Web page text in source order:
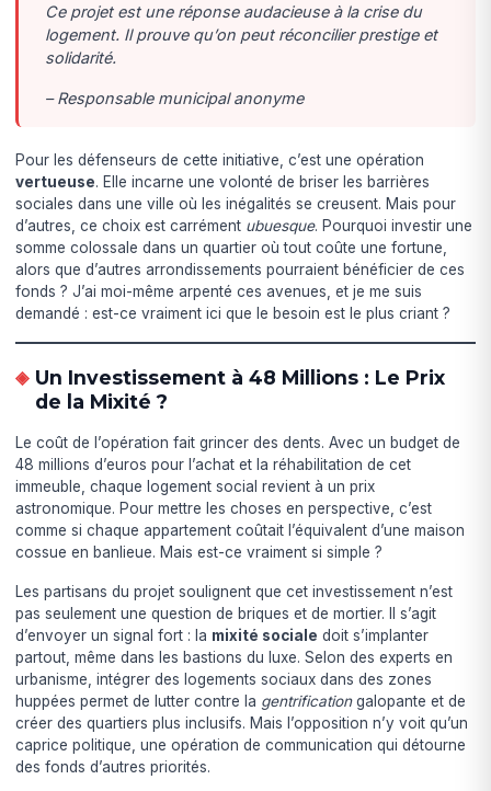
Ce projet est une réponse audacieuse à la crise du
logement. Il prouve qu’on peut réconcilier prestige et
solidarité.
– Responsable municipal anonyme
Pour les défenseurs de cette initiative, c’est une opération
vertueuse. Elle incarne une volonté de briser les barrières
sociales dans une ville où les inégalités se creusent. Mais pour
d’autres, ce choix est carrément ubuesque. Pourquoi investir une
somme colossale dans un quartier où tout coûte une fortune,
alors que d’autres arrondissements pourraient bénéficier de ces
fonds ? J’ai moi-même arpenté ces avenues, et je me suis
demandé : est-ce vraiment ici que le besoin est le plus criant ?
Un Investissement à 48 Millions : Le Prix
de la Mixité ?
Le coût de l’opération fait grincer des dents. Avec un budget de
48 millions d’euros pour l’achat et la réhabilitation de cet
immeuble, chaque logement social revient à un prix
astronomique. Pour mettre les choses en perspective, c’est
comme si chaque appartement coûtait l’équivalent d’une maison
cossue en banlieue. Mais est-ce vraiment si simple ?
Les partisans du projet soulignent que cet investissement n’est
pas seulement une question de briques et de mortier. Il s’agit
d’envoyer un signal fort : la mixité sociale doit s’implanter
partout, même dans les bastions du luxe. Selon des experts en
urbanisme, intégrer des logements sociaux dans des zones
huppées permet de lutter contre la gentrificationgalopante et de
créer des quartiers plus inclusifs. Mais l’opposition n’y voit qu’un
caprice politique, une opération de communication qui détourne
des fonds d’autres priorités.